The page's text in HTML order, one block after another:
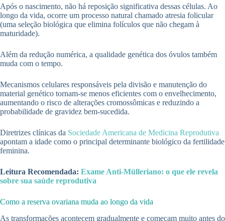
Após o nascimento, não há reposição significativa dessas células. Ao
longo da vida, ocorre um processo natural chamado atresia folicular
(uma seleção biológica que elimina folículos que não chegam à
maturidade).
Além da redução numérica, a qualidade genética dos óvulos também
muda com o tempo.
Mecanismos celulares responsáveis pela divisão e manutenção do
material genético tornam-se menos eficientes com o envelhecimento,
aumentando o risco de alterações cromossômicas e reduzindo a
probabilidade de gravidez bem-sucedida.
Diretrizes clínicas da Sociedade Americana de Medicina Reprodutiva
apontam a idade como o principal determinante biológico da fertilidade
feminina.
Leitura Recomendada: Exame Anti-Mülleriano: o que ele revela
sobre sua saúde reprodutiva
Como a reserva ovariana muda ao longo da vida
As transformações acontecem gradualmente e começam muito antes do